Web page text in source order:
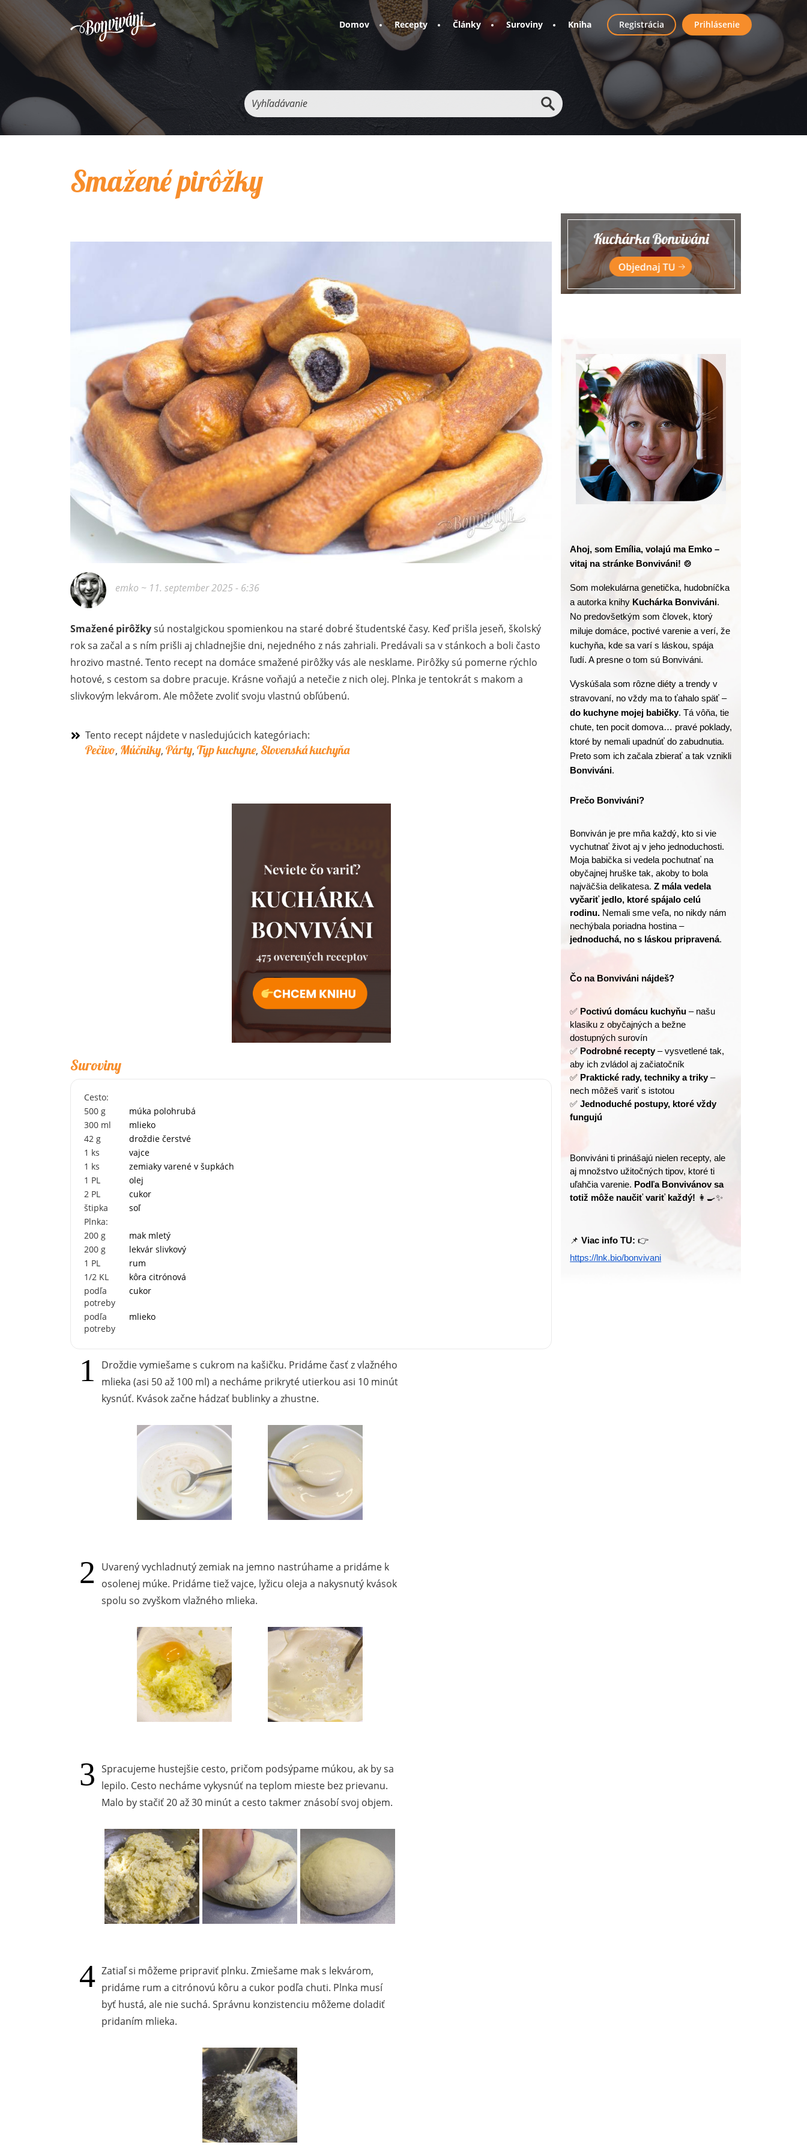
Domov Recepty Články Suroviny Kniha
User
account
menu
Registrácia Prihlásenie
Vyhľadávanie
Smažené pirôžky
emko ~ 11. september 2025 - 6:36
Smažené pirôžkysú nostalgickou spomienkou na staré dobré študentské časy. Keď prišla jeseň, školský
rok sa začal a s ním prišli aj chladnejšie dni, nejedného z nás zahriali. Predávali sa v stánkoch a boli často
hrozivo mastné. Tento recept na domáce smažené pirôžky vás ale nesklame. Pirôžky sú pomerne rýchlo
hotové, s cestom sa dobre pracuje. Krásne voňajú a netečie z nich olej. Plnka je tentokrát s makom a
slivkovým lekvárom. Ale môžete zvoliť svoju vlastnú obľúbenú.
Tento recept nájdete v nasledujúcich kategóriach:
Pečivo, Múčniky, Párty, Typ kuchyne, Slovenská kuchyňa
Suroviny
Cesto:
500 g
múka polohrubá
300 ml
mlieko
42 g
droždie čerstvé
1 ks
vajce
1 ks
zemiaky varené v šupkách
1 PL
olej
2 PL
cukor
štipka
soľ
Plnka:
200 g
mak mletý
200 g
lekvár slivkový
1 PL
rum
1/2 KL
kôra citrónová
podľa
potreby
cukor
podľa
potreby
mlieko
Droždie vymiešame s cukrom na kašičku. Pridáme časť z vlažného
mlieka (asi 50 až 100 ml) a necháme prikryté utierkou asi 10 minút
kysnúť. Kvások začne hádzať bublinky a zhustne.
Uvarený vychladnutý zemiak na jemno nastrúhame a pridáme k
osolenej múke. Pridáme tiež vajce, lyžicu oleja a nakysnutý kvások
spolu so zvyškom vlažného mlieka.
Spracujeme hustejšie cesto, pričom podsýpame múkou, ak by sa
lepilo. Cesto necháme vykysnúť na teplom mieste bez prievanu.
Malo by stačiť 20 až 30 minút a cesto takmer znásobí svoj objem.
Zatiaľ si môžeme pripraviť plnku. Zmiešame mak s lekvárom,
pridáme rum a citrónovú kôru a cukor podľa chuti. Plnka musí
byť hustá, ale nie suchá. Správnu konzistenciu môžeme doladiť
pridaním mlieka.
Ahoj, som Emília, volajú ma Emko –
vitaj na stránke Bonviváni! 🍲
Som molekulárna genetička, hudobníčka
a autorka knihy Kuchárka Bonviváni.
No predovšetkým som človek, ktorý
miluje domáce, poctivé varenie a verí, že
kuchyňa, kde sa varí s láskou, spája
ľudí. A presne o tom sú Bonviváni.
Vyskúšala som rôzne diéty a trendy v
stravovaní, no vždy ma to ťahalo späť –
do kuchyne mojej babičky. Tá vôňa, tie
chute, ten pocit domova… pravé poklady,
ktoré by nemali upadnúť do zabudnutia.
Bonviváni.
Prečo Bonviváni?
Bonviván je pre mňa každý, kto si vie
vychutnať život aj v jeho jednoduchosti.
Moja babička si vedela pochutnať na
obyčajnej hruške tak, akoby to bola
najväčšia delikatesa. Z mála vedela
vyčariť jedlo, ktoré spájalo celú
rodinu. Nemali sme veľa, no nikdy nám
nechýbala poriadna hostina –
jednoduchá, no s láskou pripravená.
Čo na Bonviváni nájdeš?
✅ Poctivú domácu kuchyňu – našu
klasiku z obyčajných a bežne
dostupných surovín
✅ Podrobné recepty – vysvetlené tak,
aby ich zvládol aj začiatočník
✅ Praktické rady, techniky a triky –
nech môžeš variť s istotou
✅ Jednoduché postupy, ktoré vždy
fungujú
Bonviváni ti prinášajú nielen recepty, ale
aj množstvo užitočných tipov, ktoré ti
uľahčia varenie. Podľa Bonvivánov sa
totiž môže naučiť variť každý! 👩‍🍳✨
📌 Viac info TU:
https://lnk.bio/bonvivani